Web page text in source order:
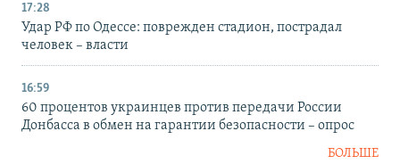
17:28
Удар РФ по Одессе: поврежден стадион, пострадал
человек – власти
16:59
60 процентов украинцев против передачи России
Донбасса в обмен на гарантии безопасности – опрос
БОЛЬШЕ